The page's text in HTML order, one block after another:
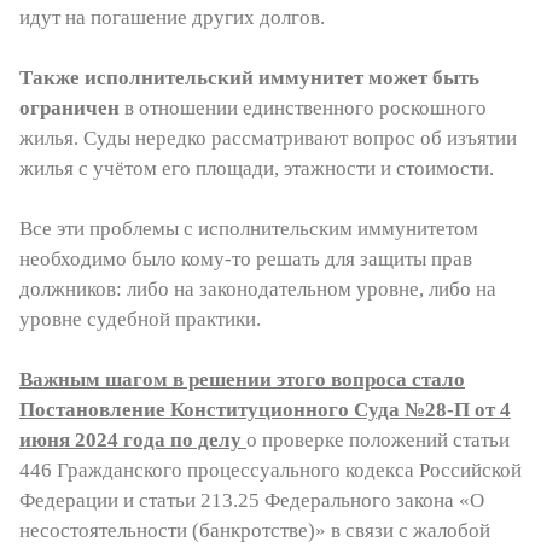
идут на погашение других долгов.
Также исполнительский иммунитет может быть
ограничен в отношении единственного роскошного
жилья. Суды нередко рассматривают вопрос об изъятии
жилья с учётом его площади, этажности и стоимости.
Все эти проблемы с исполнительским иммунитетом
необходимо было кому-то решать для защиты прав
должников: либо на законодательном уровне, либо на
уровне судебной практики.
Важным шагом в решении этого вопроса стало
Постановление Конституционного Суда №28-П от 4
июня 2024 года по делу о проверке положений статьи
446 Гражданского процессуального кодекса Российской
Федерации и статьи 213.25 Федерального закона «О
несостоятельности (банкротстве)» в связи с жалобой